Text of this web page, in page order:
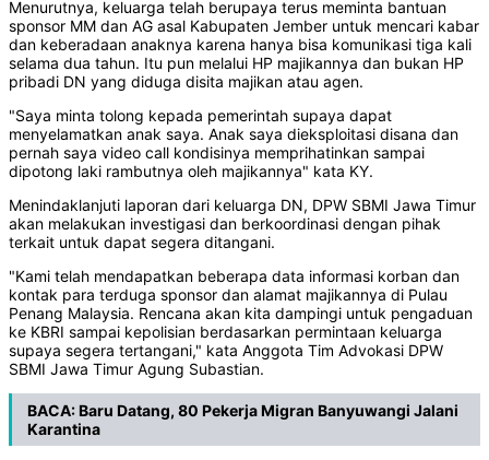
Menurutnya, keluarga telah berupaya terus meminta bantuan
sponsor MM dan AG asal Kabupaten Jember untuk mencari kabar
dan keberadaan anaknya karena hanya bisa komunikasi tiga kali
selama dua tahun. Itu pun melalui HP majikannya dan bukan HP
pribadi DN yang diduga disita majikan atau agen.
"Saya minta tolong kepada pemerintah supaya dapat
menyelamatkan anak saya. Anak saya dieksploitasi disana dan
pernah saya video call kondisinya memprihatinkan sampai
dipotong laki rambutnya oleh majikannya" kata KY.
Menindaklanjuti laporan dari keluarga DN, DPW SBMI Jawa Timur
akan melakukan investigasi dan berkoordinasi dengan pihak
terkait untuk dapat segera ditangani.
"Kami telah mendapatkan beberapa data informasi korban dan
kontak para terduga sponsor dan alamat majikannya di Pulau
Penang Malaysia. Rencana akan kita dampingi untuk pengaduan
ke KBRI sampai kepolisian berdasarkan permintaan keluarga
supaya segera tertangani," kata Anggota Tim Advokasi DPW
SBMI Jawa Timur Agung Subastian.
BACA:Baru Datang, 80 Pekerja Migran Banyuwangi Jalani
Karantina